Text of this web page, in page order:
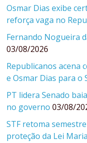
Osmar Dias exibe
reforça vaga no
Fernando Nogueira
03/08/2026
Republicanos acena
e Osmar Dias para o
PT lidera Senado
no governo 03/08/
STF retoma
proteção da Lei